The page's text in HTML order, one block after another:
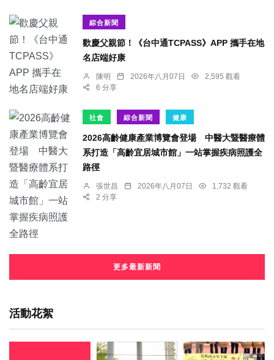
綜合新聞
歡慶父親節！《台中通TCPASS》APP 攜手在地
名店端好康
陳明 2026年八月07日
2,595 觀看
6 分享
社會 綜合新聞 健康
2026高齡健康產業博覽會登場 中醫大暨醫療體
系打造「高齡宜居城市館」一站掌握疾病照護全
路徑
張世昌 2026年八月07日
1,732 觀看
2 分享
更多最新新聞
活動花絮